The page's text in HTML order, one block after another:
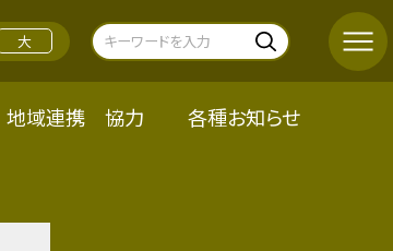
大
地域連携 協力 各種お知らせ